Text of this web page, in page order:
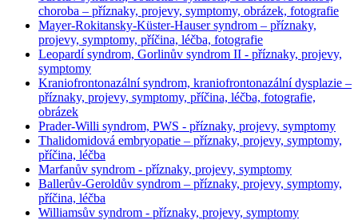
choroba – příznaky, projevy, symptomy, obrázek, fotografie
Mayer-Rokitansky-Küster-Hauser syndrom – příznaky,
projevy, symptomy, příčina, léčba, fotografie
Leopardí syndrom, Gorlinův syndrom II - příznaky, projevy,
symptomy
Kraniofrontonazální syndrom, kraniofrontonazální dysplazie –
příznaky, projevy, symptomy, příčina, léčba, fotografie,
obrázek
Prader-Willi syndrom, PWS - příznaky, projevy, symptomy
Thalidomidová embryopatie – příznaky, projevy, symptomy,
příčina, léčba
Marfanův syndrom - příznaky, projevy, symptomy
Ballerův-Geroldův syndrom – příznaky, projevy, symptomy,
příčina, léčba
Williamsův syndrom - příznaky, projevy, symptomy